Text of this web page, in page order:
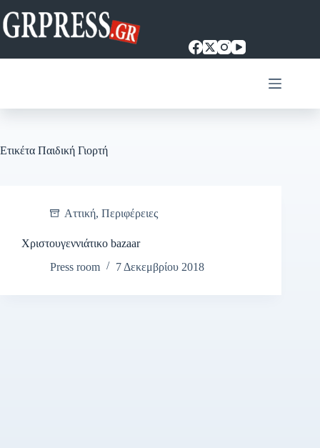
στο
περιεχόμενο
Ετικέτα Παιδική Γιορτή
Αττική, Περιφέρειες
Χριστουγεννιάτικο bazaar
Press room
7 Δεκεμβρίου 2018